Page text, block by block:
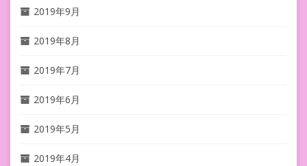
2019年9月
2019年8月
2019年7月
2019年6月
2019年5月
2019年4月